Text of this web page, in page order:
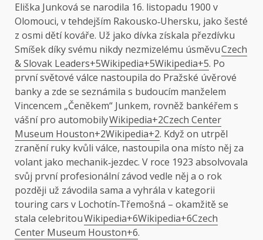
Eliška Junková se narodila 16. listopadu 1900 v
Olomouci, v tehdejším Rakousko‑Uhersku, jako šesté
z osmi dětí kováře. Už jako dívka získala přezdívku
Smíšek díky svému nikdy nezmizelému úsměvuCzech
& Slovak Leaders+5Wikipedia+5Wikipedia+5. Po
první světové válce nastoupila do Pražské úvěrové
banky a zde se seznámila s budoucím manželem
Vincencem „Čeněkem“ Junkem, rovněž bankéřem s
vášní pro automobilyWikipedia+2Czech Center
Museum Houston+2Wikipedia+2. Když on utrpěl
zranění ruky kvůli válce, nastoupila ona místo něj za
volant jako mechanik‑jezdec. V roce 1923 absolvovala
svůj první profesionální závod vedle něj a o rok
později už závodila sama a vyhrála v kategorii
touring cars v Lochotín‑Třemošná – okamžitě se
stala celebritouWikipedia+6Wikipedia+6Czech
Center Museum Houston+6.